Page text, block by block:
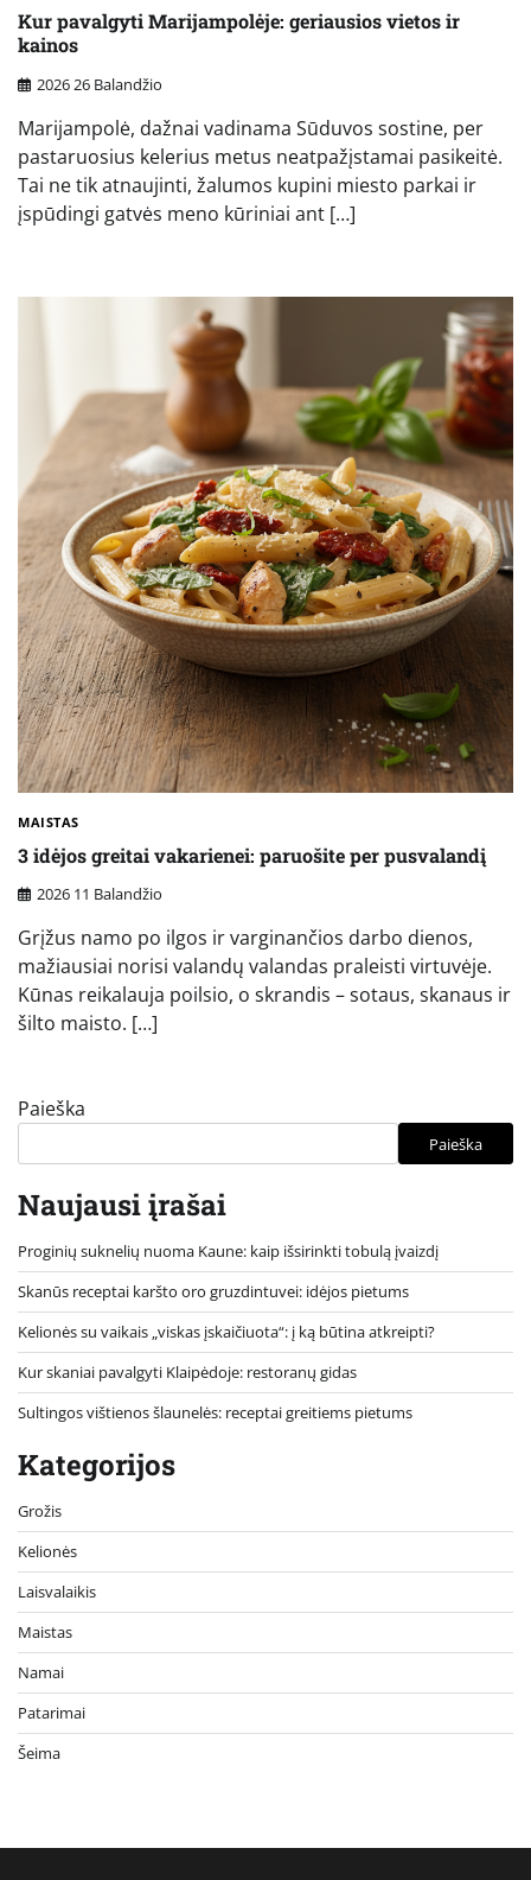
Kur pavalgyti Marijampolėje: geriausios vietos ir
kainos
2026 26 Balandžio
Marijampolė, dažnai vadinama Sūduvos sostine, per
pastaruosius kelerius metus neatpažįstamai pasikeitė.
Tai ne tik atnaujinti, žalumos kupini miesto parkai ir
įspūdingi gatvės meno kūriniai ant […]
MAISTAS
3 idėjos greitai vakarienei: paruošite per pusvalandį
2026 11 Balandžio
Grįžus namo po ilgos ir varginančios darbo dienos,
mažiausiai norisi valandų valandas praleisti virtuvėje.
Kūnas reikalauja poilsio, o skrandis – sotaus, skanaus ir
šilto maisto. […]
Paieška
Paieška
Naujausi įrašai
Proginių suknelių nuoma Kaune: kaip išsirinkti tobulą įvaizdį
Skanūs receptai karšto oro gruzdintuvei: idėjos pietums
Kelionės su vaikais „viskas įskaičiuota“: į ką būtina atkreipti?
Kur skaniai pavalgyti Klaipėdoje: restoranų gidas
Sultingos vištienos šlaunelės: receptai greitiems pietums
Kategorijos
Grožis
Kelionės
Laisvalaikis
Maistas
Namai
Patarimai
Šeima